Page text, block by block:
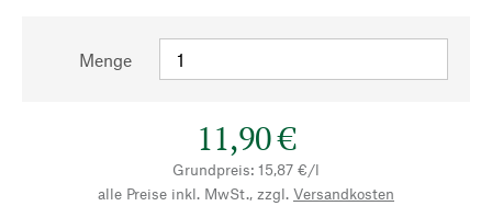
Menge
11,90 €
Grundpreis: 15,87 €/l
alle Preise inkl. MwSt., zzgl. Versandkosten